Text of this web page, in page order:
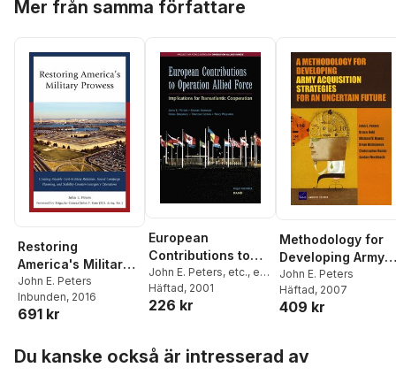
Mer från samma författare
Restoring
America's Military
Prowess
John E. Peters
Inbunden, 2016
691 kr
European
Contributions to
Operation Allied
Force
John E. Peters, etc., et
al
Häftad, 2001
226 kr
Methodology for
Developing Army
Acquisition
Strategies for an
Uncertain Future
John E. Peters
Häftad, 2007
409 kr
Du kanske också är intresserad av